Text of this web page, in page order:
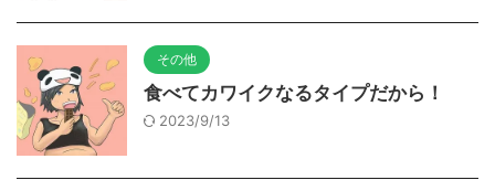
その他
食べてカワイクなるタイプだから！
2023/9/13